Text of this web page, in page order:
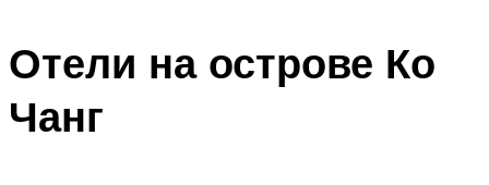
Отели на острове Ко
Чанг